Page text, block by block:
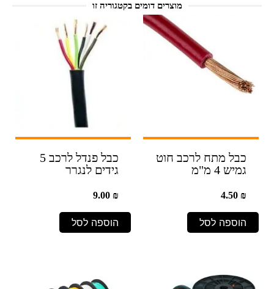
מוצרים דומים בקטגוריה זו
כבל מתח לרכב חוט
גמיש 4 מ"מ
4.50₪
הוספה לסל
כבל פנדל לרכב 5
גידים לנגרר
9.00₪
הוספה לסל